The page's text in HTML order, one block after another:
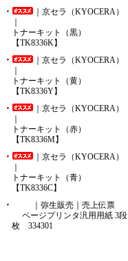
｜京セラ（KYOCERA）
トナーキット（黒）
【TK8336K】
｜京セラ（KYOCERA）
トナーキット（黄）
【TK8336Y】
｜京セラ（KYOCERA）
トナーキット（赤）
【TK8336M】
｜京セラ（KYOCERA）
トナーキット（青）
【TK8336C】
｜弥生販売｜売上伝票
ページプリンタ汎用用紙 3段
枚 334301